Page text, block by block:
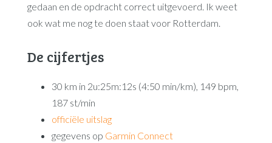
gedaan en de opdracht correct uitgevoerd. Ik weet
ook wat me nog te doen staat voor Rotterdam.
De cijfertjes
30 km in 2u:25m:12s (4:50 min/km), 149 bpm,
187 st/min
officiële uitslag
gegevens op Garmin Connect